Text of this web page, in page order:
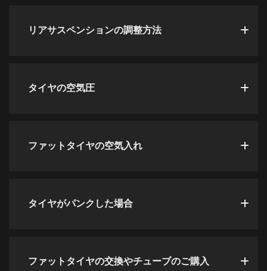
リアサスペンションの調整方法
タイヤの空気圧
ファットタイヤの空気入れ
タイヤがパンクした場合
ファットタイヤの交換やチューブのご購入